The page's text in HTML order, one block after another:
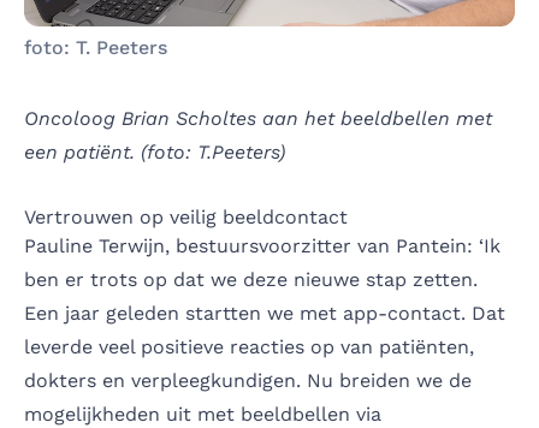
foto: T. Peeters
Oncoloog Brian Scholtes aan het beeldbellen met
een patiënt. (foto: T.Peeters)
Vertrouwen op veilig beeldcontact
Pauline Terwijn, bestuursvoorzitter van Pantein: ‘Ik
ben er trots op dat we deze nieuwe stap zetten.
Een jaar geleden startten we met app-contact. Dat
leverde veel positieve reacties op van patiënten,
dokters en verpleegkundigen. Nu breiden we de
mogelijkheden uit met beeldbellen via